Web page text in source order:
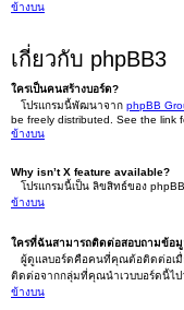
ข้างบน
เกี่ยวกับ phpBB3
ใครเป็นคนสร้างบอร์ด?
โปรแกรมนี้พัฒนาจาก phpBB
be freely distributed. See the link
ข้างบน
Why isn’t X feature available?
โปรแกรมนี้เป็น ลิขสิทธ์ของ
ข้างบน
ใครที่ฉันสามารถติดต่อสอบถามข้อมู
ผู้ดูแลบอร์ดคือคนที่คุณต้อติดต่อเมื่
ติดต่อจากกลุ่มที่คุณนำเวบบอร์ดนี้ไป
ข้างบน